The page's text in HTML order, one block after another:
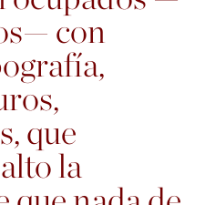
con
que
la